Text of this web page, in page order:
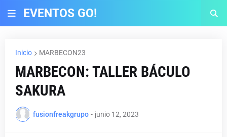
EVENTOS GO!
Inicio MARBECON23
MARBECON: TALLER BÁCULO
SAKURA
fusionfreakgrupo - junio 12, 2023